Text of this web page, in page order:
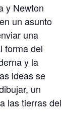
y Newton
un asunto
una
forma del
y la
ideas se
un
las tierras del